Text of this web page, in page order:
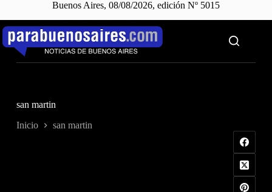
Buenos Aires, 08/08/2026, edición Nº 5015
Saltar
contenido
san martin
Inicio san martin